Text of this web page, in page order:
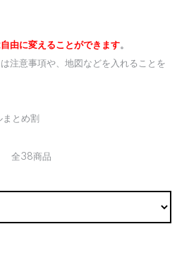
由に変えることができます。
注意事項や、地図などを入れることを
全38商品